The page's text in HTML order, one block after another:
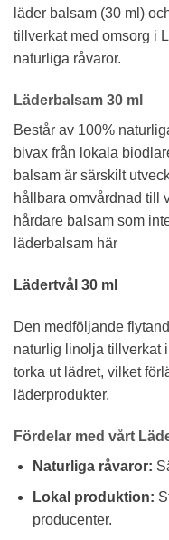
läder balsam (30 ml)
tillverkat med omsorg i
naturliga råvaror.
Läderbalsam 30 ml
Består av 100%
bivax från lokala
balsam är särskilt
hållbara omvårdnad till
hårdare balsam som
läderbalsam här
Lädertvål 30 ml
Den medföljande
naturlig linolja tillverkat
torka ut lädret, vilket
läderprodukter.
Fördelar med vårt
Naturliga råvaror:
Lokal produktion:
producenter.